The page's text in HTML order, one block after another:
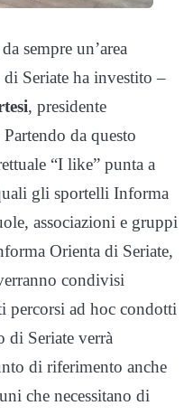
sempre un’area
Seriate ha investito –
, presidente
da questo
“I like” punta a
gli sportelli Informa
associazioni e gruppi
Orienta di Seriate,
condivisi
percorsi ad hoc condotti
di Seriate verrà
di riferimento anche
che necessitano di